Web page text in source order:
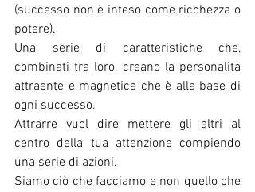
(successo non è inteso come ricchezza o
potere).
Una serie di caratteristiche che,
combinati tra loro, creano la personalità
attraente e magnetica che è alla base di
ogni successo.
Attrarre vuol dire mettere gli altri al
centro della tua attenzione compiendo
una serie di azioni.
Siamo ciò che facciamo e non quello che